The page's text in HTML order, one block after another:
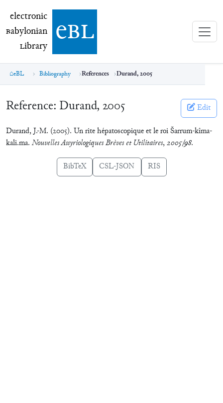
electronic Babylonian Library (eBL)
electronic
Babylonian
Library ebl
eBL Bibliography References Durand, 2005
Reference: Durand, 2005 Edit
Durand, J.-M. (2005). Un rite hépatoscopique et le roi Šarrum-kîma-
kali.ma. Nouvelles Assyriologiques Brèves et Utilitaires,2005/98.
BibTeX CSL-JSON RIS